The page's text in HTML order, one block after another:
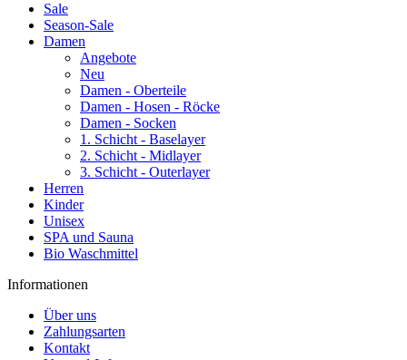
Sale
Season-Sale
Damen
Angebote
Neu
Damen - Oberteile
Damen - Hosen - Röcke
Damen - Socken
1. Schicht - Baselayer
2. Schicht - Midlayer
3. Schicht - Outerlayer
Herren
Kinder
Unisex
SPA und Sauna
Bio Waschmittel
Informationen
Über uns
Zahlungsarten
Kontakt